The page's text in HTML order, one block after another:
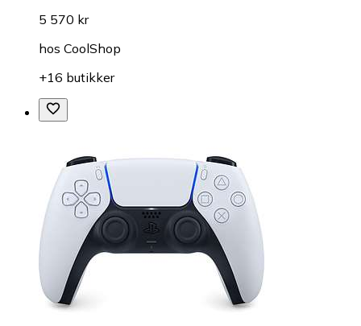
5 570 kr
hos CoolShop
+16 butikker